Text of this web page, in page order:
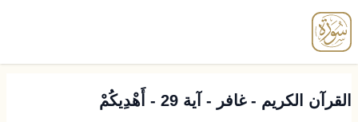
القرآن الكريم - غافر - آية 29 - أَهْدِيكُمْ